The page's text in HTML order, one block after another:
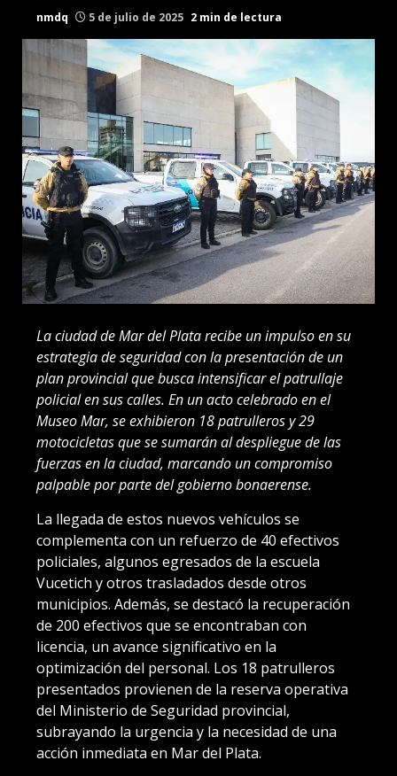
nmdq 5 de julio de 2025 2 min de lectura
La ciudad de Mar del Plata recibe un impulso en su
estrategia de seguridad con la presentación de un
plan provincial que busca intensificar el patrullaje
policial en sus calles. En un acto celebrado en el
Museo Mar, se exhibieron 18 patrulleros y 29
motocicletas que se sumarán al despliegue de las
fuerzas en la ciudad, marcando un compromiso
palpable por parte del gobierno bonaerense.
La llegada de estos nuevos vehículos se
complementa con un refuerzo de 40 efectivos
policiales, algunos egresados de la escuela
Vucetich y otros trasladados desde otros
municipios. Además, se destacó la recuperación
de 200 efectivos que se encontraban con
licencia, un avance significativo en la
optimización del personal. Los 18 patrulleros
presentados provienen de la reserva operativa
del Ministerio de Seguridad provincial,
subrayando la urgencia y la necesidad de una
acción inmediata en Mar del Plata.